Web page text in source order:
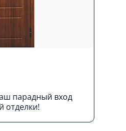
парадный вход
отделки!